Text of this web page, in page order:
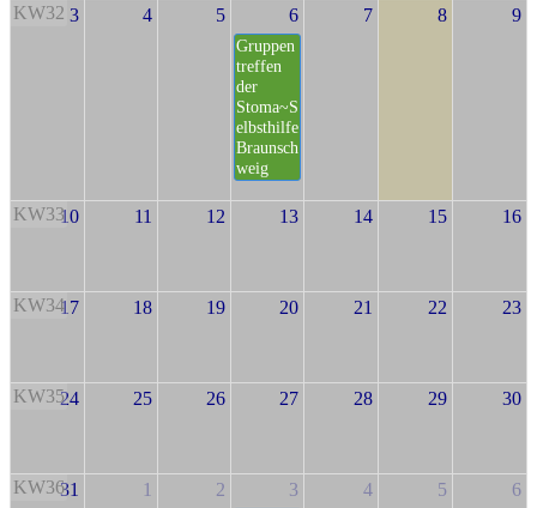
KW32 3 4 5 6
Gruppen
treffen
der
Stoma~S
elbsthilfe
Braunsch
weig
7 8 9
KW3310 11 12 13 14 15 16
KW3417 18 19 20 21 22 23
KW3524 25 26 27 28 29 30
KW3631 1 2 3 4 5 6